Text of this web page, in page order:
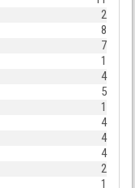
2
8
7
1
4
5
1
4
4
4
2
1